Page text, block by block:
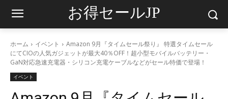
お得セールJP
ホーム イベント
Amazon 9月『タイムセール祭り』 特選タイムセール
にてCIOの人気ガジェットが最大40％OFF！超小型モバイルバッテリー・
GaN対応急速充電器・シリコン充電ケーブルなどがセール特価で登場！
イベント